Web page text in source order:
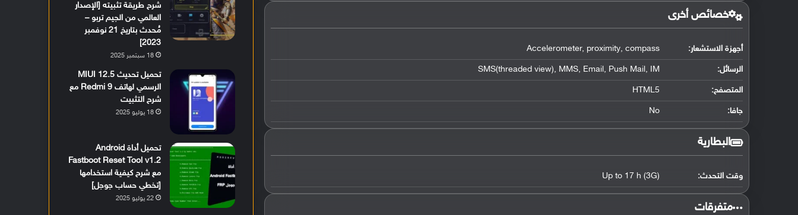
خصائص أخرى
أجهزة الاستشعار: Accelerometer, proximity, compass
الرسائل: SMS(threaded view), MMS, Email, Push Mail, IM
المتصفح: HTML5
جافا: No
البطارية
وقت التحدث: Up to 17 h (3G)
‏متفرقات‏
شرح طريقة تثبيته [الإصدار
العالمي من الجيم تربو –
مُحدث بتاريخ 21 نوفمبر
2023]
18 سبتمبر 2025
تحميل تحديث MIUI 12.5
الرسمي لهاتف Redmi 9 مع
شرح التثبيت
18 يوليو 2025
تحميل أداة Android
Fastboot Reset Tool v1.2
مع شرح كيفية استخدامها
[تخطي حساب جوجل]
22 يوليو 2025